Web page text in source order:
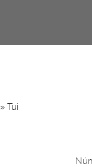
» Tui